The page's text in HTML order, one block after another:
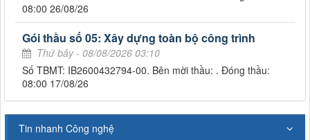
08:00 26/08/26
Gói thầu số 05: Xây dựng toàn bộ công trình
Thứ bảy - 08/08/2026 03:10
Số TBMT: IB2600432794-00. Bên mời thầu: . Đóng thầu:
08:00 17/08/26
Tin nhanh Công nghệ